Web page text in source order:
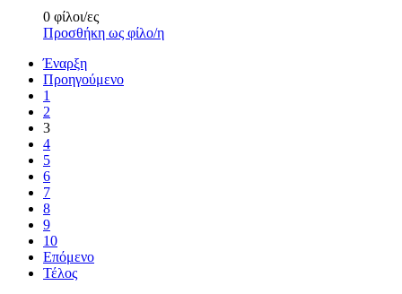
0 φίλοι/ες
Προσθήκη ως φίλο/η
Έναρξη
Προηγούμενο
1
2
3
4
5
6
7
8
9
10
Επόμενο
Τέλος